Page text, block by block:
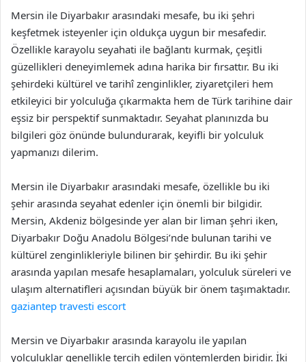
Mersin ile Diyarbakır arasındaki mesafe, bu iki şehri
keşfetmek isteyenler için oldukça uygun bir mesafedir.
Özellikle karayolu seyahati ile bağlantı kurmak, çeşitli
güzellikleri deneyimlemek adına harika bir fırsattır. Bu iki
şehirdeki kültürel ve tarihî zenginlikler, ziyaretçileri hem
etkileyici bir yolculuğa çıkarmakta hem de Türk tarihine dair
eşsiz bir perspektif sunmaktadır. Seyahat planınızda bu
bilgileri göz önünde bulundurarak, keyifli bir yolculuk
yapmanızı dilerim.
Mersin ile Diyarbakır arasındaki mesafe, özellikle bu iki
şehir arasında seyahat edenler için önemli bir bilgidir.
Mersin, Akdeniz bölgesinde yer alan bir liman şehri iken,
Diyarbakır Doğu Anadolu Bölgesi’nde bulunan tarihi ve
kültürel zenginlikleriyle bilinen bir şehirdir. Bu iki şehir
arasında yapılan mesafe hesaplamaları, yolculuk süreleri ve
ulaşım alternatifleri açısından büyük bir önem taşımaktadır.
gaziantep travesti escort
Mersin ve Diyarbakır arasında karayolu ile yapılan
yolculuklar genellikle tercih edilen yöntemlerden biridir. İki